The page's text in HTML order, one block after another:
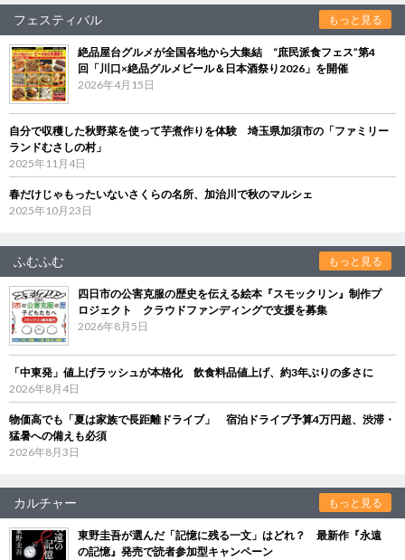
フェスティバル もっと見る
絶品屋台グルメが全国各地から大集結 “庶民派食フェス”第4
回「川口×絶品グルメビール＆日本酒祭り2026」を開催
2026年4月15日
自分で収穫した秋野菜を使って芋煮作りを体験 埼玉県加須市の「ファミリー
ランドむさしの村」
2025年11月4日
春だけじゃもったいないさくらの名所、加治川で秋のマルシェ
2025年10月23日
ふむふむ もっと見る
四日市の公害克服の歴史を伝える絵本『スモックリン』制作プ
ロジェクト クラウドファンディングで支援を募集
2026年8月5日
「中東発」値上げラッシュが本格化 飲食料品値上げ、約3年ぶりの多さに
2026年8月4日
物価高でも「夏は家族で長距離ドライブ」 宿泊ドライブ予算4万円超、渋滞・
猛暑への備えも必須
2026年8月3日
カルチャー もっと見る
東野圭吾が選んだ「記憶に残る一文」はどれ？ 最新作『永遠
の記憶』発売で読者参加型キャンペーン